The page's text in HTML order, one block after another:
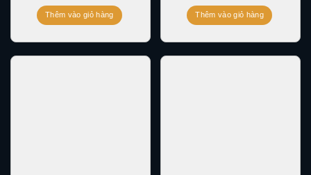
Thêm vào giỏ hàng Thêm vào giỏ hàng